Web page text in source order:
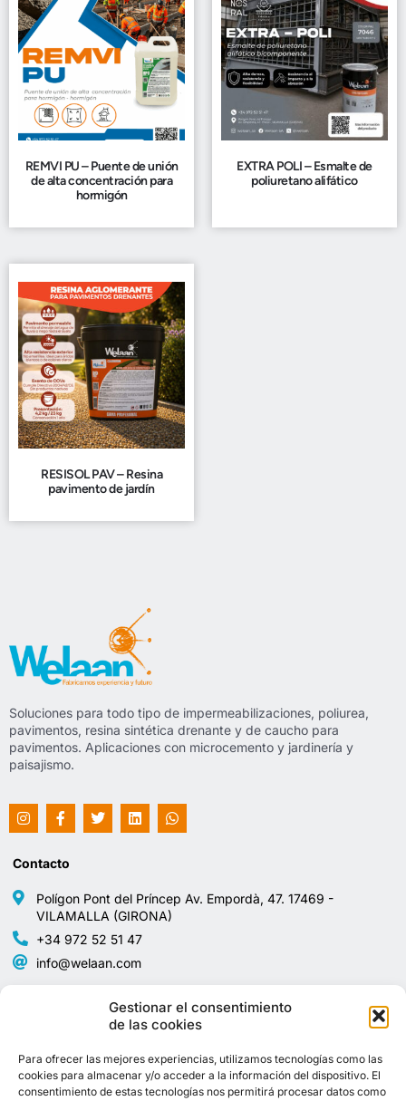
Gestionar el consentimiento
de las cookies
Para ofrecer las mejores experiencias, utilizamos tecnologías como las
cookies para almacenar y/o acceder a la información del dispositivo. El
consentimiento de estas tecnologías nos permitirá procesar datos como
REMVI PU – Puente de unión
de alta concentración para
hormigón
EXTRA POLI – Esmalte de
poliuretano alifático
RESISOL PAV – Resina
pavimento de jardín
Soluciones para todo tipo de impermeabilizaciones, poliurea,
pavimentos, resina sintética drenante y de caucho para
pavimentos. Aplicaciones con microcemento y jardinería y
paisajismo.
Contacto
Polígon Pont del Príncep Av. Empordà, 47. 17469 -
VILAMALLA (GIRONA)
+34 972 52 51 47
info@welaan.com
Home
Tienda
Avisos legales
Aviso Legal